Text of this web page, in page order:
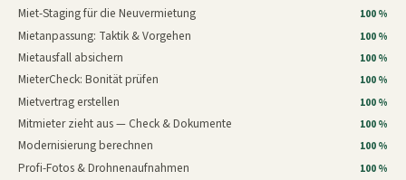
Miet-Staging für die Neuvermietung 100 %
Mietanpassung: Taktik & Vorgehen 100 %
Mietausfall absichern 100 %
MieterCheck: Bonität prüfen 100 %
Mietvertrag erstellen 100 %
Mitmieter zieht aus — Check & Dokumente 100 %
Modernisierung berechnen 100 %
Profi-Fotos & Drohnenaufnahmen 100 %